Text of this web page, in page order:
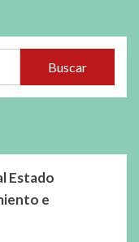
Buscar
Estado
e